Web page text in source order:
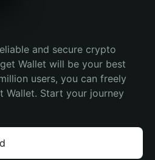
and secure crypto
Wallet will be your best
users, you can freely
Wallet. Start your journey